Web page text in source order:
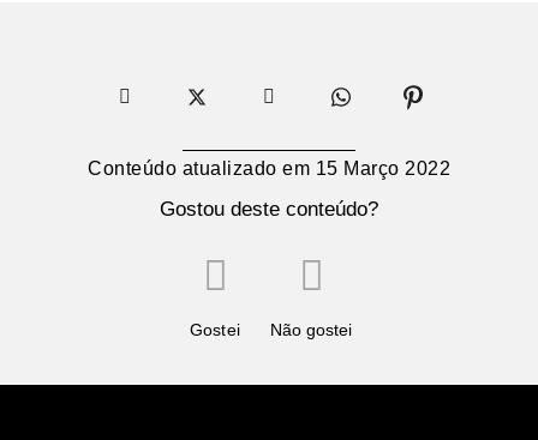
Conteúdo atualizado em 15 Março 2022
Gostou deste conteúdo?
Gostei Não gostei